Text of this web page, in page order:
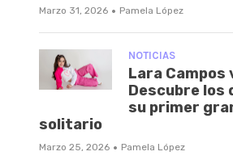
Marzo 31, 2026 · Pamela López
NOTICIAS
Lara Campos
Descubre los
su primer
solitario
Marzo 25, 2026 · Pamela López